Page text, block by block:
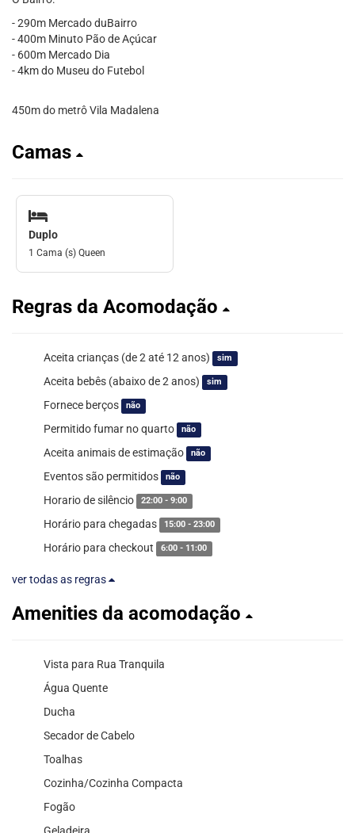
- 290m Mercado duBairro
- 400m Minuto Pão de Açúcar
- 600m Mercado Dia
- 4km do Museu do Futebol
450m do metrô Vila Madalena
Camas
Duplo
1 Cama (s) Queen
Regras da Acomodação
Aceita crianças (de 2 até 12 anos) sim
Aceita bebês (abaixo de 2 anos) sim
Fornece berços não
Permitido fumar no quarto não
Aceita animais de estimação não
Eventos são permitidos não
Horario de silêncio 22:00 - 9:00
Horário para chegadas 15:00 - 23:00
Horário para checkout 6:00 - 11:00
ver todas as regras
Amenities da acomodação
Vista para Rua Tranquila
Água Quente
Ducha
Secador de Cabelo
Toalhas
Cozinha/Cozinha Compacta
Fogão
Geladeira